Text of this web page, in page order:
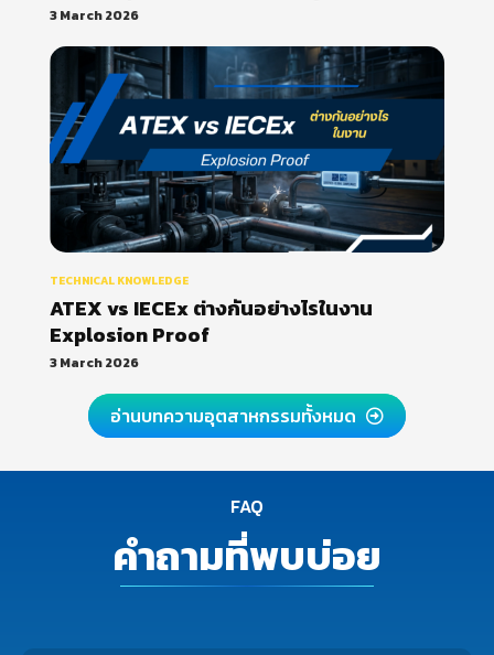
3 March 2026
TECHNICAL KNOWLEDGE
ATEX vs IECEx ต่างกันอย่างไรในงาน
Explosion Proof
3 March 2026
อ่านบทความอุตสาหกรรมทั้งหมด
FAQ
คำถามที่พบบ่อย